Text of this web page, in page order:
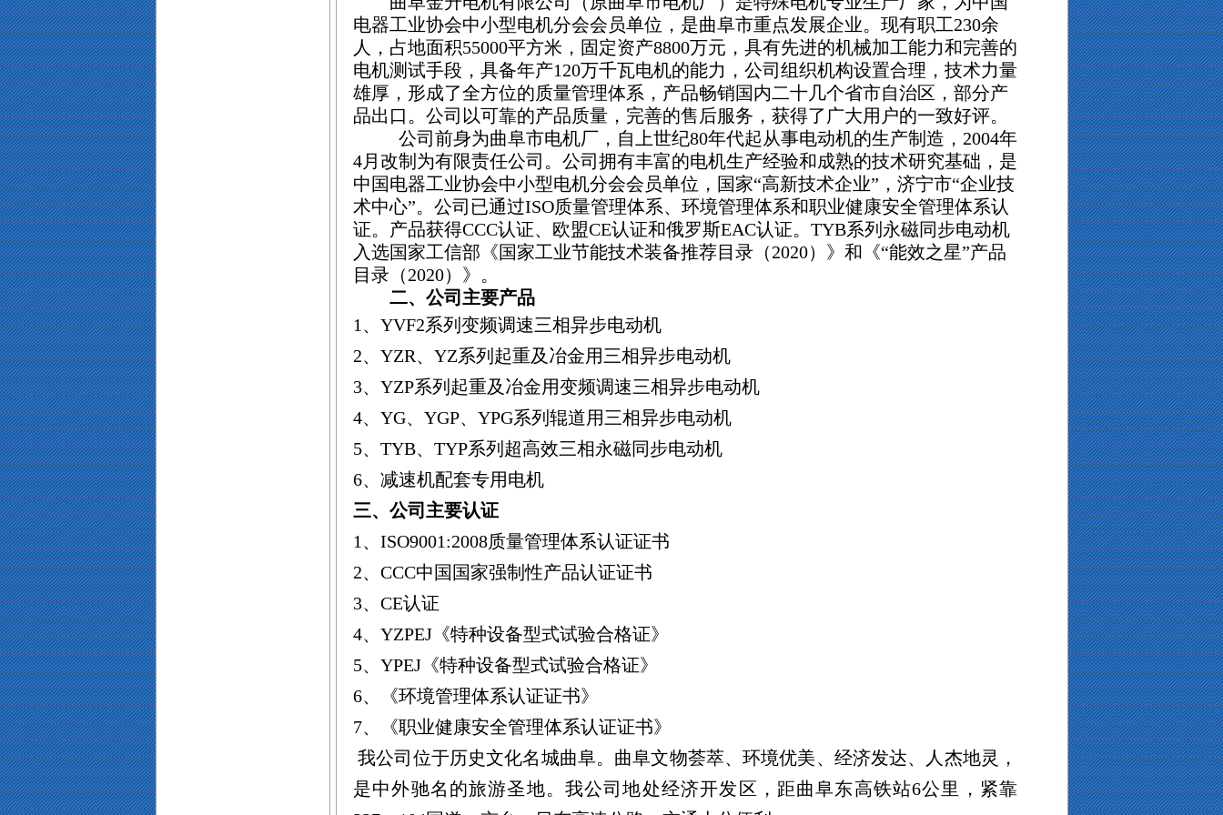
电器工业协会中小型电机分会会员单位，是曲阜市重点发展企业。现有职工230余
人，占地面积55000平方米，固定资产8800万元，具有先进的机械加工能力和完善的
电机测试手段，具备年产120万千瓦电机的能力，公司组织机构设置合理，技术力量
雄厚，形成了全方位的质量管理体系，产品畅销国内二十几个省市自治区，部分产
品出口。公司以可靠的产品质量，完善的售后服务，获得了广大用户的一致好评。
公司前身为曲阜市电机厂，自上世纪80年代起从事电动机的生产制造，2004年
4月改制为有限责任公司。公司拥有丰富的电机生产经验和成熟的技术研究基础，是
中国电器工业协会中小型电机分会会员单位，国家“高新技术企业”，济宁市“企业技
术中心”。公司已通过ISO质量管理体系、环境管理体系和职业健康安全管理体系认
证。产品获得CCC认证、欧盟CE认证和俄罗斯EAC认证。TYB系列永磁同步电动机
入选国家工信部《国家工业节能技术装备推荐目录（2020）》和《“能效之星”产品
目录（2020）》。
二、公司主要产品
1 、 YVF2系列变频调速三相异步电动机
2、 YZR、 YZ系列起重及冶金用三相异步电动机
3、 YZP系列起重及冶金用变频调速三相异步电动机
4、 YG、 YGP、 YPG系列辊道用三相异步电动机
5、 TYB、 TYP系列超高效三相永磁同步电动机
6、减速机配套专用电机
三、公司主要认证
1 、 ISO9001:2008质量管理体系认证证书
2、 CCC中国国家强制性产品认证证书
3、 CE认证
4、 YZPEJ 《特种设备型式试验合格证》
5、 YPEJ 《特种设备型式试验合格证》
6、《环境管理体系认证证书》
7、《职业健康安全管理体系认证证书》
我公司位于历史文化名城曲阜。曲阜文物荟萃、环境优美、经济发达、人杰地灵，
是中外驰名的旅游圣地。我公司地处经济开发区，距曲阜东高铁站6公里，紧靠